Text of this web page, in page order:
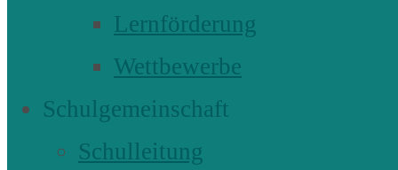
Lernförderung
Wettbewerbe
Schulgemeinschaft
Schulleitung